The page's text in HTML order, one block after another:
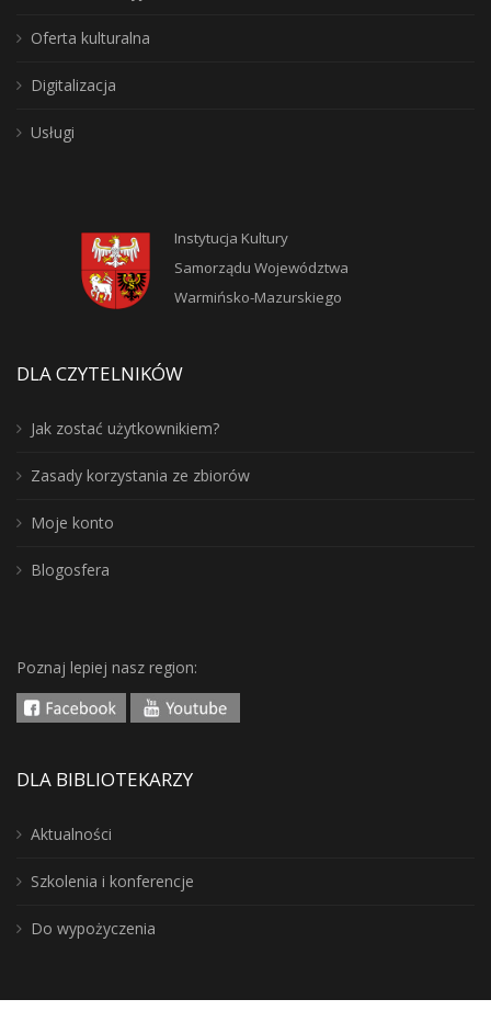
Oferta kulturalna
Digitalizacja
Usługi
Instytucja Kultury
Samorządu Województwa
Warmińsko-Mazurskiego
DLA CZYTELNIKÓW
Jak zostać użytkownikiem?
Zasady korzystania ze zbiorów
Moje konto
Blogosfera
Poznaj lepiej nasz region:
DLA BIBLIOTEKARZY
Aktualności
Szkolenia i konferencje
Do wypożyczenia